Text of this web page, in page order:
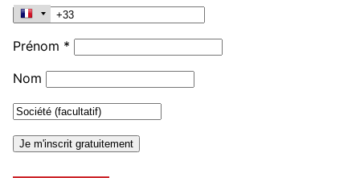
Prénom *
Nom